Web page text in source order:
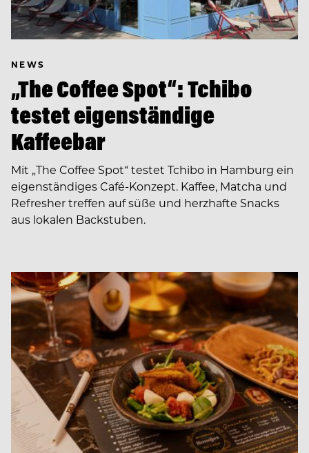
NEWS
„The Coffee Spot“: Tchibo
testet eigenständige
Kaffeebar
Mit „The Coffee Spot“ testet Tchibo in Hamburg ein
eigenständiges Café-Konzept. Kaffee, Matcha und
Refresher treffen auf süße und herzhafte Snacks
aus lokalen Backstuben.